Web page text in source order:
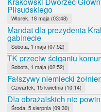
Piłsudskiego
Wtorek, 18 maja (03:48)
Mandat dla prezydenta
gabinecie
Sobota, 1 maja (07:52)
TK przeciw ściganiu
Sobota, 1 maja (02:52)
Fałszywy niemiecki
Czwartek, 15 kwietnia (10:14)
Dla obrażalskich nie
Środa, 5 sierpnia (09:30)